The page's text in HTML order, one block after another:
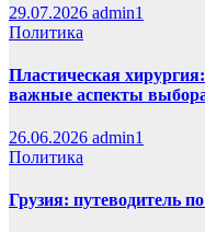
29.07.2026 admin1
Политика
Пластическая
важные аспекты
26.06.2026 admin1
Политика
Грузия: путеводитель